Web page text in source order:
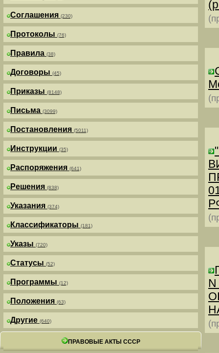
Соглашения (230)
Протоколы (76)
Правила (38)
Договоры (45)
Приказы (8148)
Письма (3099)
Постановления (5011)
Инструкции (35)
Распоряжения (641)
Решения (838)
Указания (374)
Классификаторы (181)
Указы (720)
Статусы (52)
Программы (12)
Положения (63)
Другие (640)
ПРАВОВЫЕ АКТЫ СССР